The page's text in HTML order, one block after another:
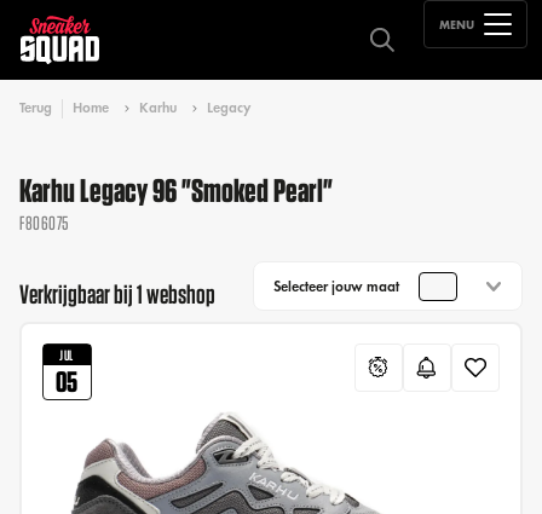
MENU
Terug Home Karhu Legacy
Karhu Legacy 96 "Smoked Pearl"
F806075
Verkrijgbaar bij 1 webshop Selecteer jouw maat
JUL
05